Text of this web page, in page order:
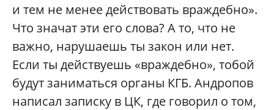
и тем не менее действовать враждебно».
Что значат эти его слова? А то, что не
важно, нарушаешь ты закон или нет.
Если ты действуешь «враждебно», тобой
будут заниматься органы КГБ. Андропов
написал записку в ЦК, где говорил о том,